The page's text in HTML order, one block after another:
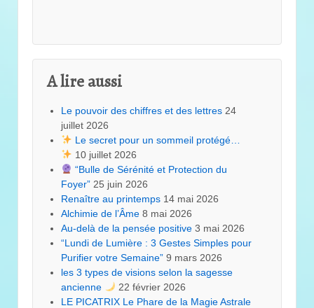
A lire aussi
Le pouvoir des chiffres et des lettres 24
juillet 2026
Le secret pour un sommeil protégé…
10 juillet 2026
“Bulle de Sérénité et Protection du
Foyer” 25 juin 2026
Renaître au printemps 14 mai 2026
Alchimie de l’Âme 8 mai 2026
Au-delà de la pensée positive 3 mai 2026
“Lundi de Lumière : 3 Gestes Simples pour
Purifier votre Semaine” 9 mars 2026
les 3 types de visions selon la sagesse
ancienne
22 février 2026
LE PICATRIX Le Phare de la Magie Astrale